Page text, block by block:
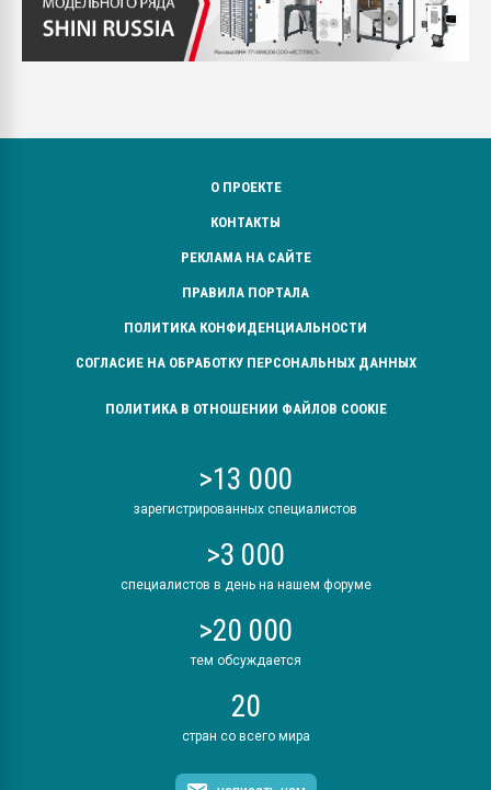
О ПРОЕКТЕ
КОНТАКТЫ
РЕКЛАМА НА САЙТЕ
ПРАВИЛА ПОРТАЛА
ПОЛИТИКА КОНФИДЕНЦИАЛЬНОСТИ
СОГЛАСИЕ НА ОБРАБОТКУ ПЕРСОНАЛЬНЫХ ДАННЫХ
ПОЛИТИКА В ОТНОШЕНИИ ФАЙЛОВ COOKIE
>13 000
зарегистрированных специалистов
>3 000
специалистов в день на нашем форуме
>20 000
тем обсуждается
20
стран со всего мира